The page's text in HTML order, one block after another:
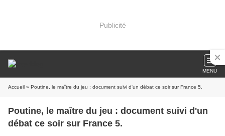
Publicité
MENU
Accueil » Poutine, le maître du jeu : document suivi d'un débat ce soir sur France 5.
Poutine, le maître du jeu : document suivi d'un
débat ce soir sur France 5.